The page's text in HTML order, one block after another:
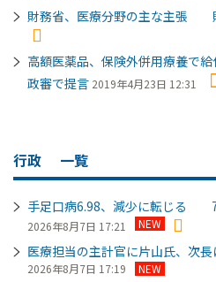
財務省、医療分野の主な主張
高額医薬品、保険外併用療養
政審で提言 2019年4月23日 12:31
行政 一覧
手足口病6.98、減少に転じる
2026年8月7日 17:21 NEW
医療担当の主計官に片山氏、
2026年8月7日 17:19 NEW